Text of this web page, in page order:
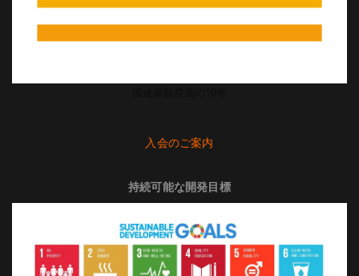
入会のご案内
持続可能な開発目標